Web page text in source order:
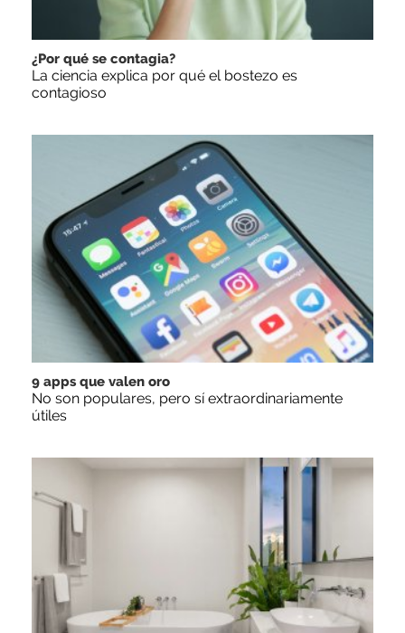
¿Por qué se contagia?
La ciencia explica por qué el bostezo es
contagioso
9 apps que valen oro
No son populares, pero sí extraordinariamente
útiles